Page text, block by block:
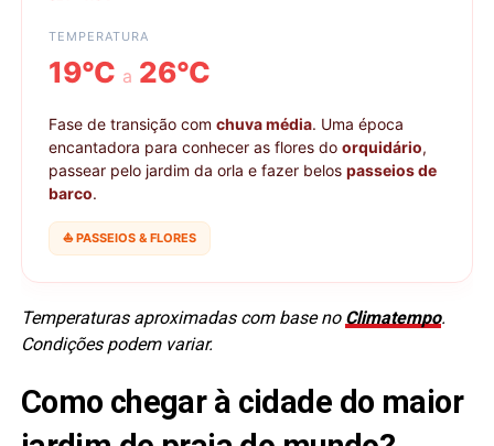
TEMPERATURA
19°C a 26°C
Fase de transição com chuva média. Uma época
encantadora para conhecer as flores do orquidário,
passear pelo jardim da orla e fazer belos passeios de
barco.
⛵ PASSEIOS & FLORES
Temperaturas aproximadas com base no Climatempo.
Condições podem variar.
Como chegar à cidade do maior